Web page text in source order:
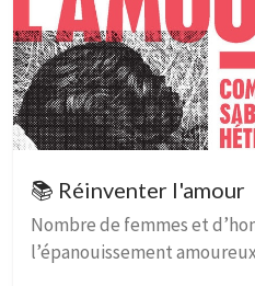
📚 Réinventer l'amour
Nombre de femmes et
l’épanouissement